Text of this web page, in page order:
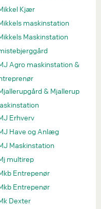
Kjær
maskinstation
Maskinstation
Agro maskinstation &
& Mjallerup
Erhverv
Have og Anlæg
Maskinstation
multirep
Entrepenør
Entrepenør
Dexter